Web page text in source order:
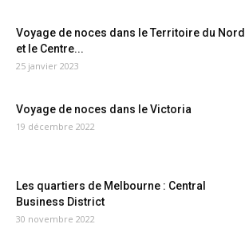
Voyage de noces dans le Territoire du Nord
et le Centre...
25 janvier 2023
Voyage de noces dans le Victoria
19 décembre 2022
Les quartiers de Melbourne : Central
Business District
30 novembre 2022